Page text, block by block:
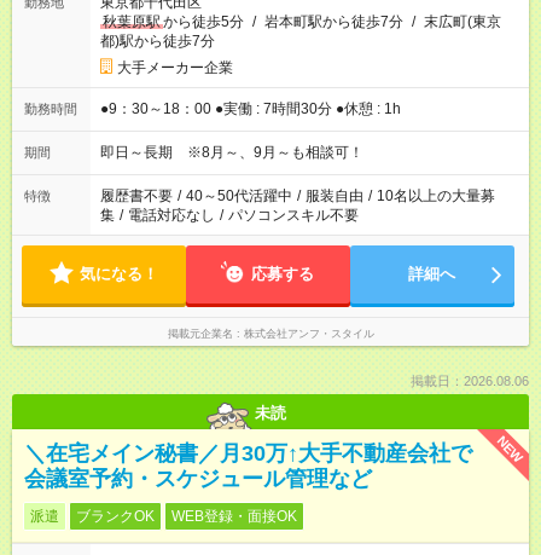
秋葉原駅から徒歩5分 / 岩本町駅から徒歩7分 / 末広町(東京
都)駅から徒歩7分
大手メーカー企業
勤務時間 ●9：30～18：00 ●実働 : 7時間30分 ●休憩 : 1h
期間 即日～長期 ※8月～、9月～も相談可！
特徴 履歴書不要 / 40～50代活躍中 / 服装自由 / 10名以上の大量募
集 / 電話対応なし / パソコンスキル不要
気になる！ 応募する 詳細へ
掲載元企業名 株式会社アンフ・スタイル
掲載日：2026.08.06
未読
NEW
＼在宅メイン秘書／月30万↑大手不動産会社で
会議室予約・スケジュール管理など
派遣 ブランクOK WEB登録・面接OK